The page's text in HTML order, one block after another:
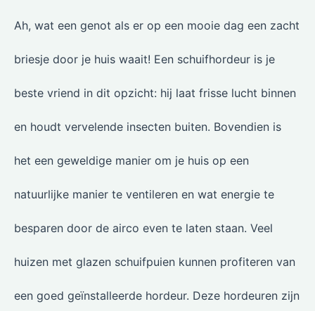
Ah, wat een genot als er op een mooie dag een zacht
briesje door je huis waait! Een schuifhordeur is je
beste vriend in dit opzicht: hij laat frisse lucht binnen
en houdt vervelende insecten buiten. Bovendien is
het een geweldige manier om je huis op een
natuurlijke manier te ventileren en wat energie te
besparen door de airco even te laten staan. Veel
huizen met glazen schuifpuien kunnen profiteren van
een goed geïnstalleerde hordeur. Deze hordeuren zijn